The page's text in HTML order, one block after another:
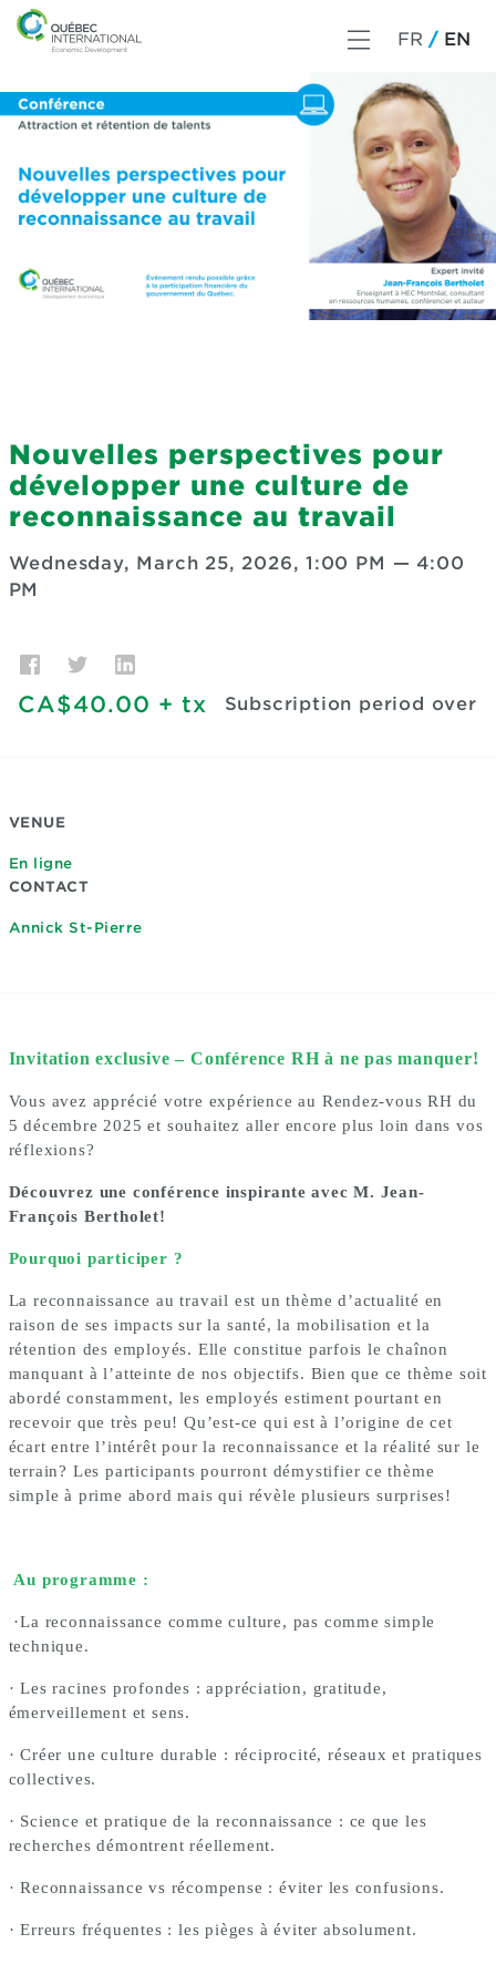
FR EN
Nouvelles perspectives pour
développer une culture de
reconnaissance au travail
Wednesday, March 25, 2026, 1:00 PM —4:00
PM
CA$40.00 + tx Subscription period over
VENUE
En ligne
CONTACT
Annick St-Pierre
Invitation exclusive – Conférence RH à ne pas manquer!
Vous avez apprécié votre expérience au Rendez-vous RH du
5 décembre 2025 et souhaitez aller encore plus loin dans vos
réflexions?
Découvrez une conférence inspirante avec M. Jean-
François Bertholet!
Pourquoi participer ?
La reconnaissance au travail est un thème d’actualité en
raison de ses impacts sur la santé, la mobilisation et la
rétention des employés. Elle constitue parfois le chaînon
manquant à l’atteinte de nos objectifs. Bien que ce thème soit
abordé constamment, les employés estiment pourtant en
recevoir que très peu! Qu’est-ce qui est à l’origine de cet
écart entre l’intérêt pour la reconnaissance et la réalité sur le
terrain? Les participants pourront démystifier ce thème
simple à prime abord mais qui révèle plusieurs surprises!
Au programme :
·La reconnaissance comme culture, pas comme simple
technique.
· Les racines profondes : appréciation, gratitude,
émerveillement et sens.
· Créer une culture durable : réciprocité, réseaux et pratiques
collectives.
· Science et pratique de la reconnaissance : ce que les
recherches démontrent réellement.
· Reconnaissance vs récompense : éviter les confusions.
· Erreurs fréquentes : les pièges à éviter absolument.